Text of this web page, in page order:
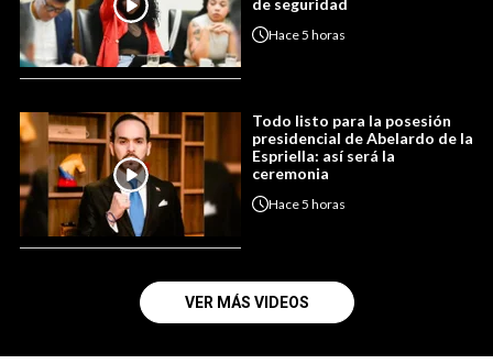
de seguridad
Hace5 horas
Todo listo para la posesión
presidencial de Abelardo de la
Espriella: así será la
ceremonia
Hace5 horas
VER MÁS VIDEOS